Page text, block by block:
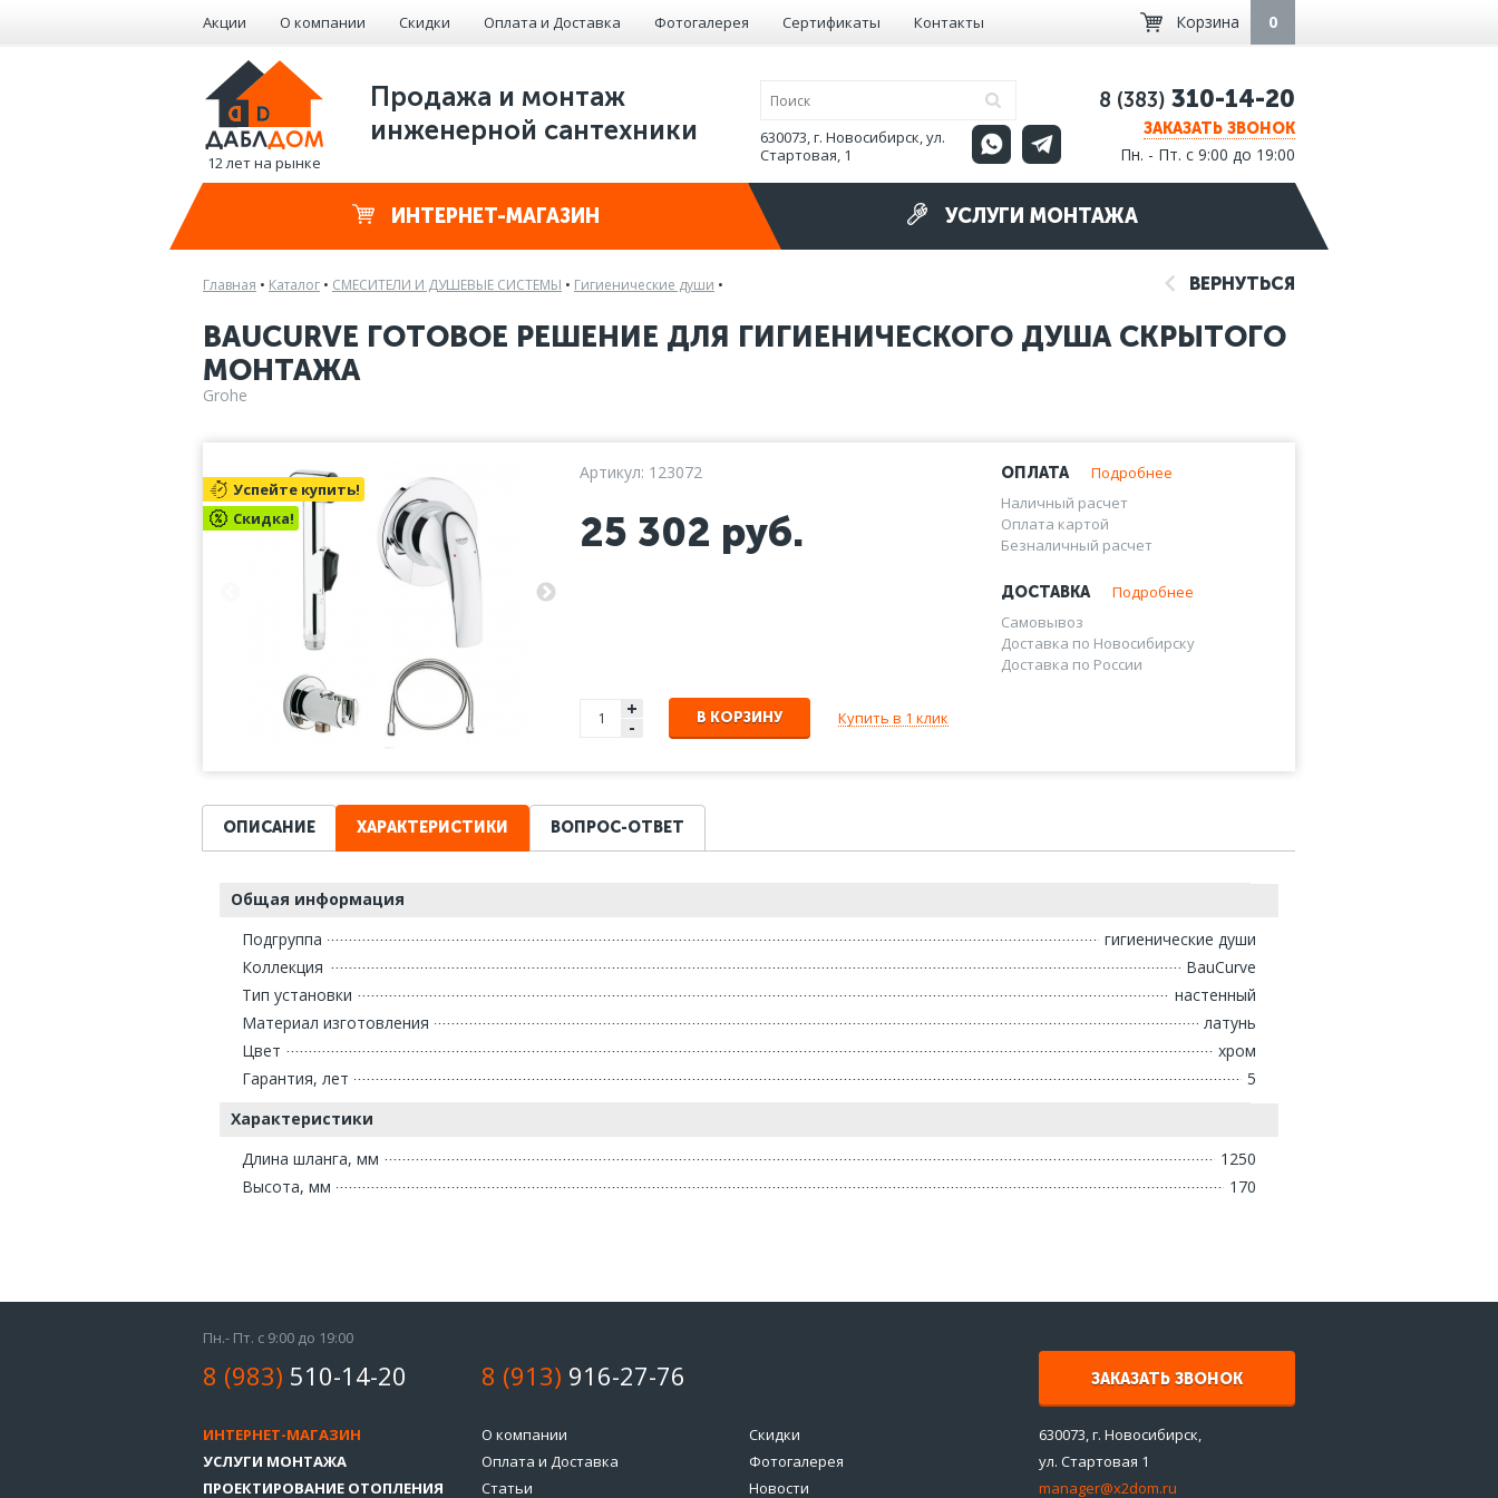
Акции О компании Скидки Оплата и Доставка Фотогалерея Сертификаты Контакты Корзина 0
12 лет на рынке
Продажа и монтаж
инженерной сантехники
630073, г. Новосибирск, ул.
Стартовая, 1
8 (383) 310-14-20
ЗАКАЗАТЬ ЗВОНОК
Пн. - Пт. с 9:00 до 19:00
ИНТЕРНЕТ-МАГАЗИН УСЛУГИ МОНТАЖА
Главная • Каталог • СМЕСИТЕЛИ И ДУШЕВЫЕ СИСТЕМЫ • Гигиенические души • ВЕРНУТЬСЯ
BAUCURVE ГОТОВОЕ РЕШЕНИЕ ДЛЯ ГИГИЕНИЧЕСКОГО ДУША СКРЫТОГО
МОНТАЖА
Grohe
Успейте купить!
Скидка!
Артикул: 123072
25 302 руб.
ОПЛАТА
Подробнее
Наличный расчет
Оплата картой
Безналичный расчет
ДОСТАВКА
Подробнее
Самовывоз
Доставка по Новосибирску
Доставка по России
+
- В КОРЗИНУ Купить в 1 клик
ОПИСАНИЕ ХАРАКТЕРИСТИКИ ВОПРОС-ОТВЕТ
Общая информация
Подгруппа
гигиенические души
Коллекция
BauCurve
Тип установки
настенный
Материал изготовления
латунь
Цвет
хром
Гарантия, лет
5
Характеристики
Длина шланга, мм
1250
Высота, мм
170
Пн.- Пт. с 9:00 до 19:00
8 (983) 510-14-20 8 (913) 916-27-76 ЗАКАЗАТЬ ЗВОНОК
ИНТЕРНЕТ-МАГАЗИН
УСЛУГИ МОНТАЖА
ПРОЕКТИРОВАНИЕ ОТОПЛЕНИЯ
О компании
Скидки
Оплата и Доставка
Фотогалерея
Статьи
Новости
630073, г. Новосибирск,
ул. Стартовая 1
manager@x2dom.ru